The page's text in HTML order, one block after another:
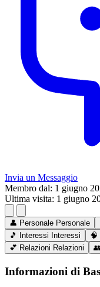
Invia un Messaggio
Membro dal: 1 giugno
Ultima visita: 1 giugno
👤 Personale Personale
🎵
Interessi Interessi 🧠
💕 Relazioni Relazioni
Informazioni di